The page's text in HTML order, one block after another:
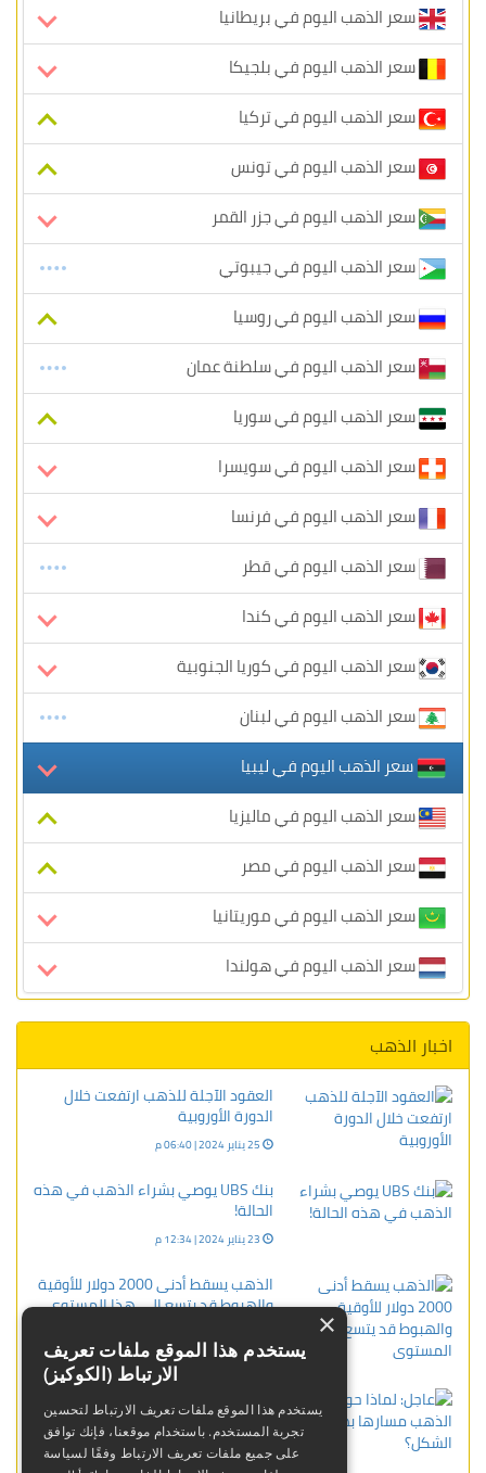
سعر الذهب اليوم في بريطانيا
سعر الذهب اليوم في بلجيكا
سعر الذهب اليوم في تركيا
سعر الذهب اليوم في تونس
سعر الذهب اليوم في جزر القمر
سعر الذهب اليوم في جيبوتي
سعر الذهب اليوم في روسيا
سعر الذهب اليوم في سلطنة عمان
سعر الذهب اليوم في سوريا
سعر الذهب اليوم في سويسرا
سعر الذهب اليوم في فرنسا
سعر الذهب اليوم في قطر
سعر الذهب اليوم في كندا
سعر الذهب اليوم في كوريا الجنوبية
سعر الذهب اليوم في لبنان
سعر الذهب اليوم في ليبيا
سعر الذهب اليوم في ماليزيا
سعر الذهب اليوم في مصر
سعر الذهب اليوم في موريتانيا
سعر الذهب اليوم في هولندا
اخبار الذهب
العقود الآجلة للذهب ارتفعت خلال
الدورة الأوروبية
بنك UBS يوصي بشراء الذهب في هذه
الحالة!
الذهب يسقط أدنى 2000 دولار للأوقية
والهبوط قد يتسع إلى هذا المستوى
عاجل: لماذا حولت أسعار الذهب
مسارها بهذا الشكل؟
×
يستخدم هذا الموقع ملفات تعريف
الارتباط (الكوكيز)
يستخدم هذا الموقع ملفات تعريف الارتباط لتحسين
تجربة المستخدم. باستخدام موقعنا، فإنك توافق
على جميع ملفات تعريف الارتباط وفقًا لسياسة